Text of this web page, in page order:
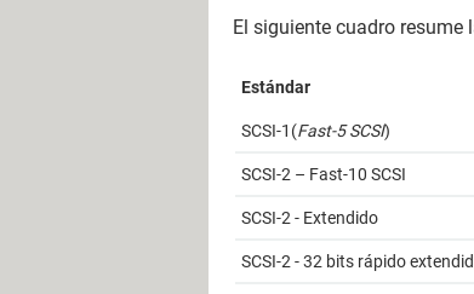
El siguiente cuadro resume
Estándar
SCSI-1(Fast-5 SCSI)
SCSI-2 – Fast-10 SCSI
SCSI-2 - Extendido
SCSI-2 - 32 bits rápido